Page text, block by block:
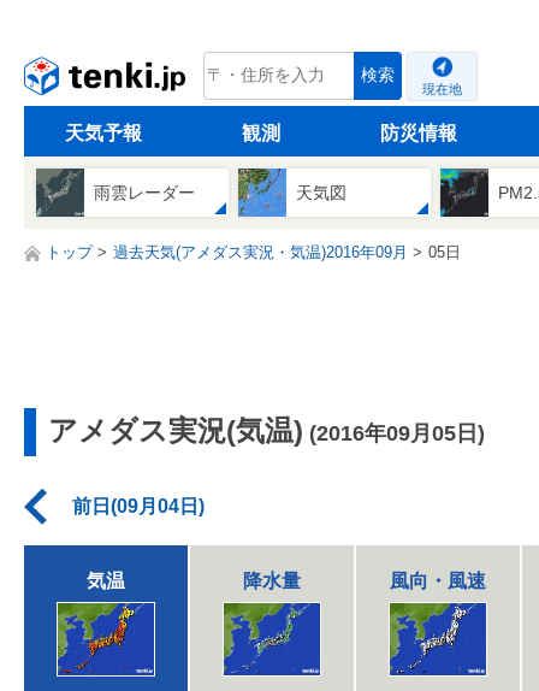
tenki.jp 検索
現在地
天気予報 観測 防災情報
雨雲レーダー 天気図
トップ 過去天気(アメダス実況・気温)2016年09月 05日
アメダス実況(気温) (2016年09月05日)
前日(09月04日)
気温 降水量 風向・風速